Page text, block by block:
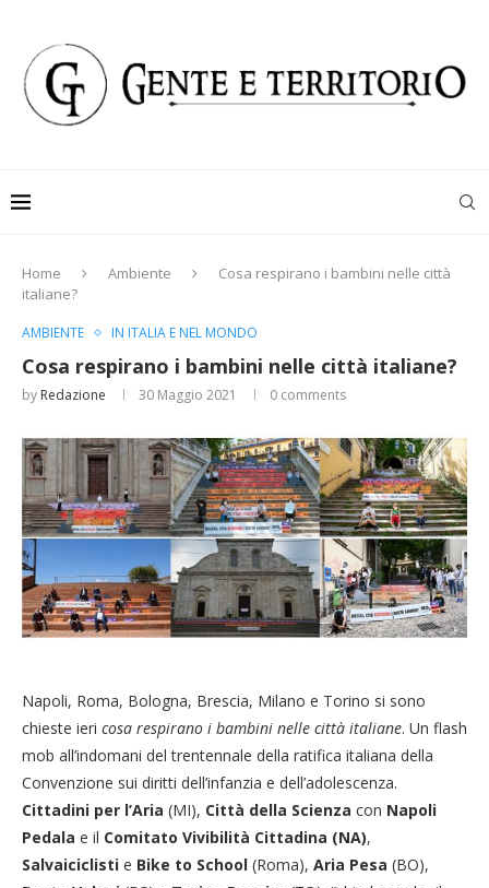
Home Ambiente
Cosa respirano i bambini nelle città
italiane?
AMBIENTE IN ITALIA E NEL MONDO
Cosa respirano i bambini nelle città italiane?
by Redazione 30 Maggio 2021 0 comments
Napoli, Roma, Bologna, Brescia, Milano e Torino si sono
chieste ieri cosa respirano i bambini nelle città italiane. Un flash
mob all’indomani del trentennale della ratifica italiana della
Convenzione sui diritti dell’infanzia e dell’adolescenza.
Cittadini per l’Aria (MI), Città della Scienza con Napoli
Pedala e il Comitato Vivibilità Cittadina (NA),
Salvaiciclisti e Bike to School (Roma), Aria Pesa (BO),